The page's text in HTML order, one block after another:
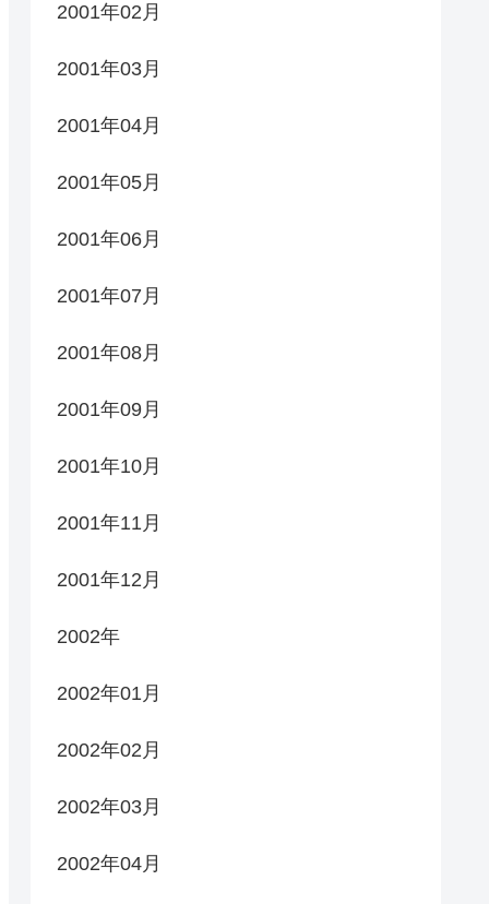
2001年02月
2001年03月
2001年04月
2001年05月
2001年06月
2001年07月
2001年08月
2001年09月
2001年10月
2001年11月
2001年12月
2002年
2002年01月
2002年02月
2002年03月
2002年04月